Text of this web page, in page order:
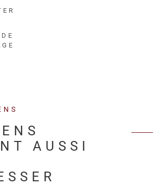
AUSSI